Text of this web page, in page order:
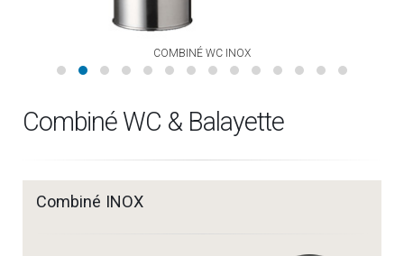
COMBINÉ WC INOX
Combiné WC & Balayette
Combiné INOX